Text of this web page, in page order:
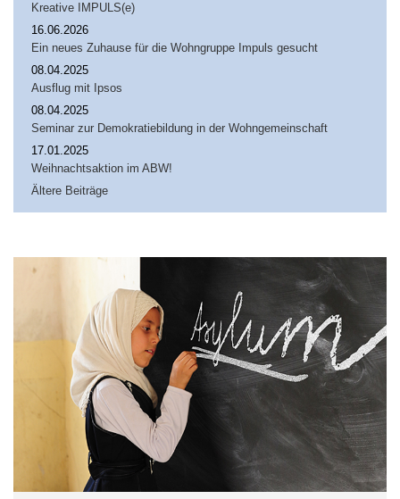
Kreative IMPULS(e)
16.06.2026
Ein neues Zuhause für die Wohngruppe Impuls gesucht
08.04.2025
Ausflug mit Ipsos
08.04.2025
Seminar zur Demokratiebildung in der Wohngemeinschaft
17.01.2025
Weihnachtsaktion im ABW!
Ältere Beiträge